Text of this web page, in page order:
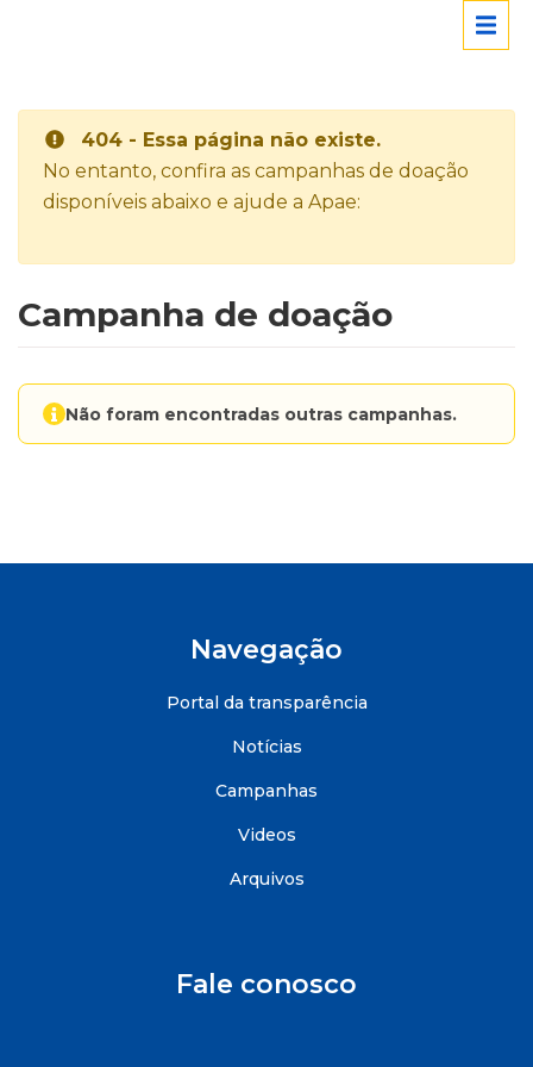
404 - Essa página não existe.
No entanto, confira as campanhas de doação
disponíveis abaixo e ajude a Apae:
Campanha de doação
Não foram encontradas outras campanhas.
Navegação
Portal da transparência
Notícias
Campanhas
Videos
Arquivos
Fale conosco